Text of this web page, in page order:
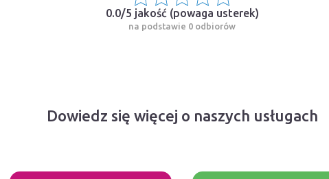
0.0/5 jakość (powaga usterek)
na podstawie 0 odbiorów
Dowiedz się więcej o naszych usługach